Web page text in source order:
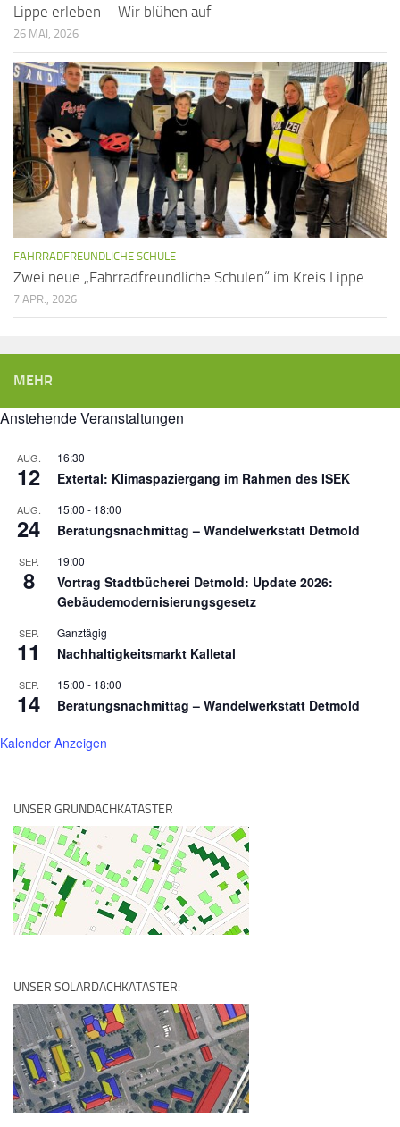
Lippe erleben – Wir blühen auf
26 MAI, 2026
FAHRRADFREUNDLICHE SCHULE
Zwei neue „Fahrradfreundliche Schulen“ im Kreis Lippe
7 APR., 2026
MEHR
Anstehende Veranstaltungen
AUG.
12
16:30
Extertal: Klimaspaziergang im Rahmen des ISEK
AUG.
24
15:00 - 18:00
Beratungsnachmittag – Wandelwerkstatt Detmold
SEP.
8
19:00
Vortrag Stadtbücherei Detmold: Update 2026:
Gebäudemodernisierungsgesetz
SEP.
11
Ganztägig
Nachhaltigkeitsmarkt Kalletal
SEP.
14
15:00 - 18:00
Beratungsnachmittag – Wandelwerkstatt Detmold
Kalender Anzeigen
UNSER GRÜNDACHKATASTER
UNSER SOLARDACHKATASTER: